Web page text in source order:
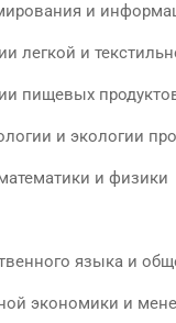
и
легкой и
пищевых
и экологии
и физики
языка и
экономики и